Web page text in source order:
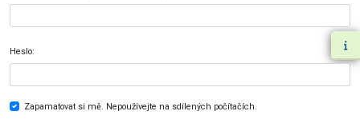
Heslo:
Zapamatovat si mě. Nepoužívejte na sdílených počítačích.